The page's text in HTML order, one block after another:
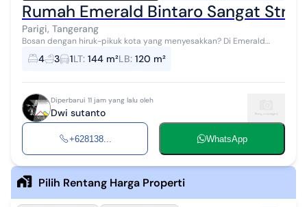
Rumah Emerald Bintaro Sangat
Parigi, Tangerang
Bosan dengan hiruk-pikuk kota yang menyesakkan? Di Emerald
Bintaro, kami mengembalikan arti "rumah" yang sesungguhnya.
Nikmati hunian dengan kons...
4 3 1LT: 144 m²LB: 120 m²
Diperbarui 11 jam yang lalu oleh
Dwi sutanto
+628138... WhatsApp
Pilih Rentang Harga Properti